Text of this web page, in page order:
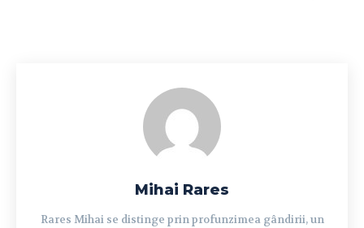
Mihai Rares
Rares Mihai se distinge prin profunzimea gândirii, un